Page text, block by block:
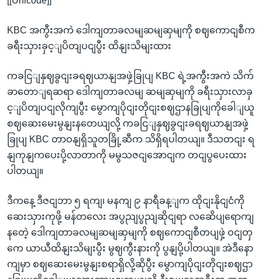
KBC အကွီးအကဲ ဒေါကျတာခလမျဆမျဆှမျကို စဈကောငျစီက
ခရီးသှားခှင့ျပိတျပငျပွီး ထိနျးသိမျးထား
ကခငြျနှဈခွငျးခရဈယာနျအဖှဲ့ခြုပျ KBC ရဲ့အကွီးအကဲ သိက်
ခာတောျရဆရာ ဒေါကျတာခလမျ ဆမျဆှမျကို ခရီးသှားလာခှ
င့ျပိတျပငျလိုကျပွီး မွောကျပိုငျးတိုငျးစဈဌာနခြုပျကိုခေါျယူ
စဈဆေးမေးမွနျးနတေယျလို့ ကခငြျနှဈခွငျးခရဈယာနျအဖှဲ့
ခြုပျ KBC တာဝနျရှိသူတခြို့ဆီက သိရှိရပါတယျ။ ဒီသတငျး ရ
နျကုနျကပေးပို့လာတာကို မမွသဇငျအောငျက တငျပွပေးထား
ပါတယျ။
ဒီကနေ့ ဒီဇငျဘာ ၅ ရကျ၊ မနကျ ၉ နာရီခန့ျက ထိုငျးနိုငျငံကို
ဆေးသှားကုဖို့ မန်တလေး အပွညျပွညျဆိုငျရာ လဆေိပျ‌ရောကျ
နတေဲ့ ဒေါကျတာခလမျဆမျဆှမျကို စဈကောငျစီတပျဖှဲ့ ဝငျတှ
ကေ ယာယီထိနျးသိမျးပွီး မွဈကွီးနားကို ပွနျပို့ပါတယျ။ အဲဒီနော
ကျမှာ စဈဆေးမေးမွနျးစရာရှိလို့ဆိုပွီး မွောကျပိုငျးတိုငျးစဈဌာ